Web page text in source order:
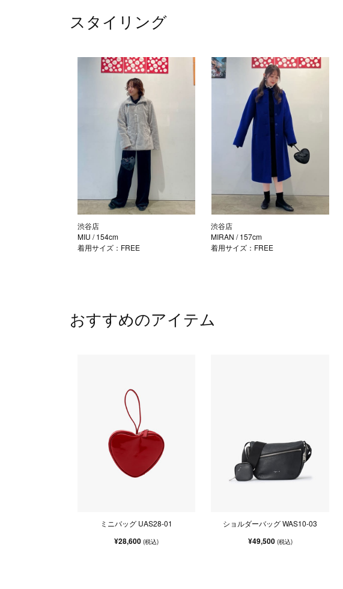
スタイリング
渋谷店
MIU / 154cm
着用サイズ：FREE
渋谷店
MIRAN/ 157cm
着用サイズ：FREE
おすすめのアイテム
ミニバッグ UAS28-01
¥28,600(税込)
ショルダーバッグ WAS10-03
¥49,500 (税込)